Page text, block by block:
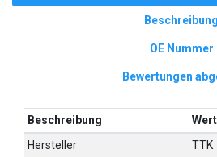
Beschreibung
OE Nummer
Bewertungen
Beschreibung
Wert
Hersteller
TTK